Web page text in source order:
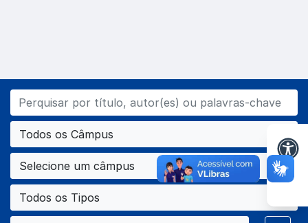
Todos os Câmpus
Selecione um câmpus
Todos os Tipos